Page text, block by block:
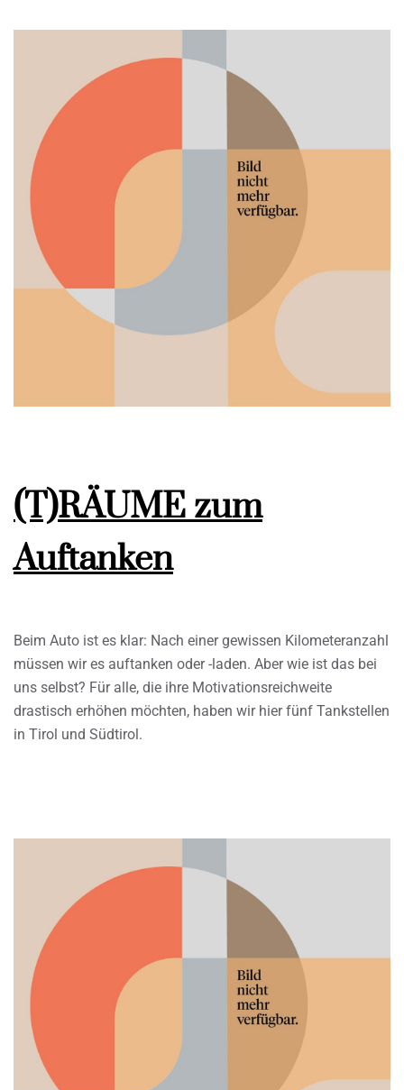
(T)RÄUME zum
Auftanken
Beim Auto ist es klar: Nach einer gewissen Kilometeranzahl
müssen wir es auftanken oder -laden. Aber wie ist das bei
uns selbst? Für alle, die ihre Motivationsreichweite
drastisch erhöhen möchten, haben wir hier fünf Tankstellen
in Tirol und Südtirol.